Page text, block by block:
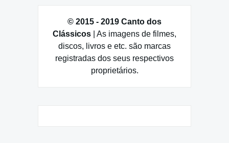
© 2015 - 2019 Canto dos
Clássicos | As imagens de filmes,
discos, livros e etc. são marcas
registradas dos seus respectivos
proprietários.